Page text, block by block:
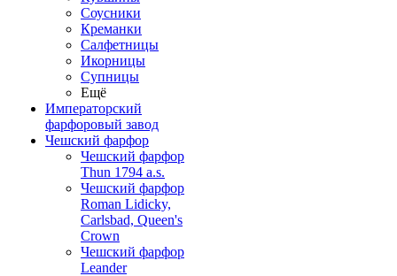
Соусники
Креманки
Салфетницы
Икорницы
Супницы
Ещё
Императорский
фарфоровый завод
Чешский фарфор
Чешский фарфор
Thun 1794 a.s.
Чешский фарфор
Roman Lidicky,
Carlsbad, Queen's
Crown
Чешский фарфор
Leander